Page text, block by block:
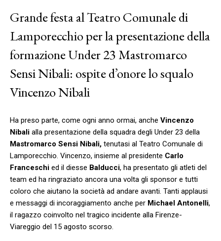
Grande festa al Teatro Comunale di
Lamporecchio per la presentazione della
formazione Under 23 Mastromarco
Sensi Nibali: ospite d’onore lo squalo
Vincenzo Nibali
Ha preso parte, come ogni anno ormai, anche Vincenzo
Nibali alla presentazione della squadra degli Under 23 della
Mastromarco Sensi Nibali, tenutasi al Teatro Comunale di
Lamporecchio. Vincenzo, insieme al presidente Carlo
Franceschi ed il diesse Balducci, ha presentato gli atleti del
team ed ha ringraziato ancora una volta gli sponsor e tutti
coloro che aiutano la società ad andare avanti. Tanti applausi
e messaggi di incoraggiamento anche per Michael Antonelli,
il ragazzo coinvolto nel tragico incidente alla Firenze-
Viareggio del 15 agosto scorso.